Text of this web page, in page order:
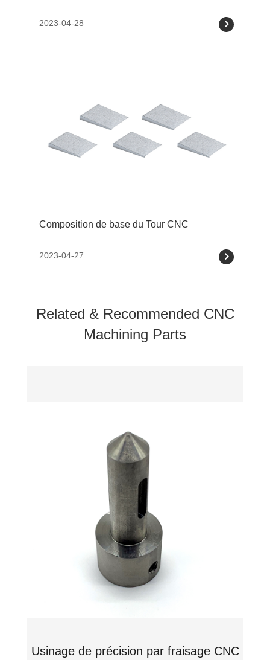
2023-04-28
Composition de base du Tour CNC
2023-04-27
Related & Recommended CNC
Machining Parts
Usinage de précision par fraisage CNC